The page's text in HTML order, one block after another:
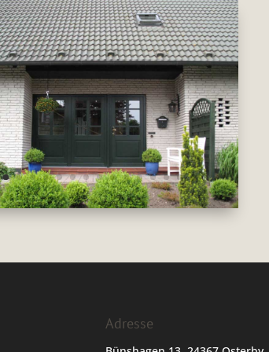
Adresse